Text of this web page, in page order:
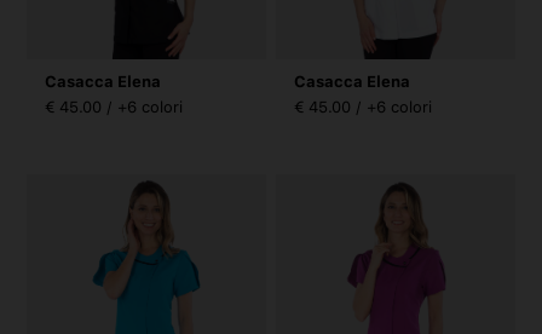
Casacca Elena
€ 45.00 / +6 colori
Casacca Elena
€ 45.00 / +6 colori